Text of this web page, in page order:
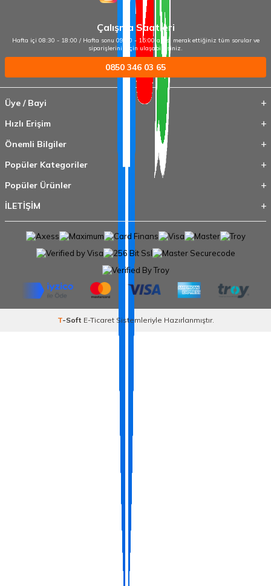
Çalışma Saatleri
Hafta içi 08:30 - 18:00 / Hafta sonu 09:00 - 15:00 arası merak ettiğiniz tüm sorular ve
siparişleriniz için ulaşabilirsiniz.
0850 346 03 65
Üye / Bayi
Hızlı Erişim
Önemli Bilgiler
Popüler Kategoriler
Popüler Ürünler
İLETİŞİM
T-Soft E-TicaretSistemleriyle Hazırlanmıştır.